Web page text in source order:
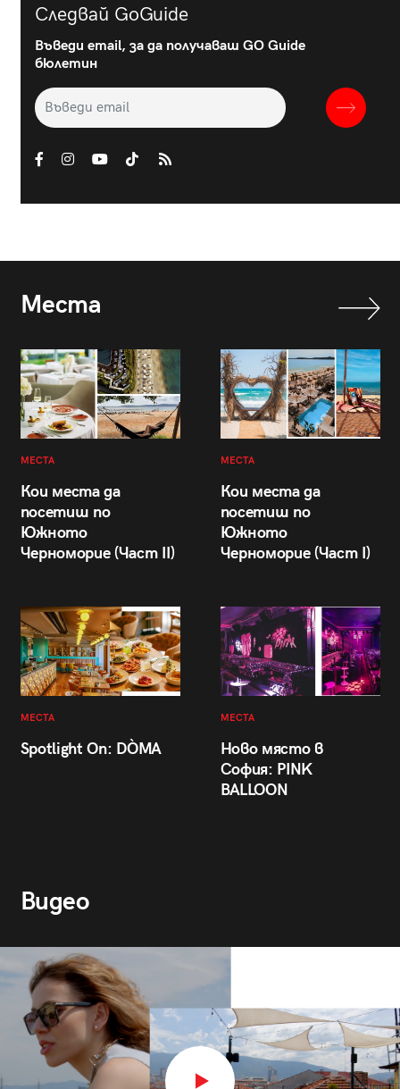
Следвай GoGuide
Въведи email, за да получаваш GO Guide
бюлетин
Места
МЕСТА
Кои места да
посетиш по
Южното
Черноморие (Част II)
МЕСТА
Кои места да
посетиш по
Южното
Черноморие (Част I)
МЕСТА
Spotlight On: DÒMA
МЕСТА
Ново място в
София: PINK
BALLOON
Видео